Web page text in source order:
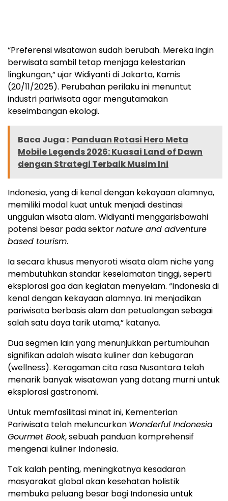
“Preferensi wisatawan sudah berubah. Mereka ingin
berwisata sambil tetap menjaga kelestarian
lingkungan,” ujar Widiyanti di Jakarta, Kamis
(20/11/2025). Perubahan perilaku ini menuntut
industri pariwisata agar mengutamakan
keseimbangan ekologi.
Baca Juga : Panduan Rotasi Hero Meta
Mobile Legends 2026: Kuasai Land of Dawn
dengan Strategi Terbaik Musim Ini
Indonesia, yang di kenal dengan kekayaan alamnya,
memiliki modal kuat untuk menjadi destinasi
unggulan wisata alam. Widiyanti menggarisbawahi
potensi besar pada sektornature and adventure
based tourism.
Ia secara khusus menyoroti wisata alam niche yang
membutuhkan standar keselamatan tinggi, seperti
eksplorasi goa dan kegiatan menyelam. “Indonesia di
kenal dengan kekayaan alamnya. Ini menjadikan
pariwisata berbasis alam dan petualangan sebagai
salah satu daya tarik utama,” katanya.
Dua segmen lain yang menunjukkan pertumbuhan
signifikan adalah wisata kuliner dan kebugaran
(wellness). Keragaman cita rasa Nusantara telah
menarik banyak wisatawan yang datang murni untuk
eksplorasi gastronomi.
Untuk memfasilitasi minat ini, Kementerian
Pariwisata telah meluncurkan Wonderful Indonesia
Gourmet Book, sebuah panduan komprehensif
mengenai kuliner Indonesia.
Tak kalah penting, meningkatnya kesadaran
masyarakat global akan kesehatan holistik
membuka peluang besar bagi Indonesia untuk